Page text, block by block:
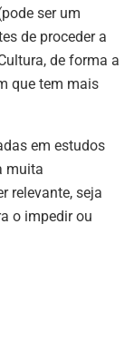
ser um
de proceder a
de forma a
que tem mais
em estudos
muita
relevante, seja
o impedir ou